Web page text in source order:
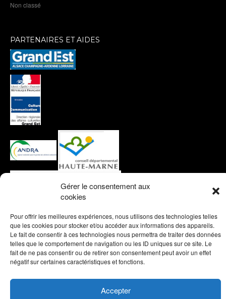
Gérer le consentement aux
cookies
Pour offrir les meilleures expériences, nous utilisons des technologies telles
que les cookies pour stocker et/ou accéder aux informations des appareils.
Le fait de consentir à ces technologies nous permettra de traiter des données
telles que le comportement de navigation ou les ID uniques sur ce site. Le
fait de ne pas consentir ou de retirer son consentement peut avoir un effet
négatif sur certaines caractéristiques et fonctions.
Accepter
Non classé
PARTENAIRES ET AIDES